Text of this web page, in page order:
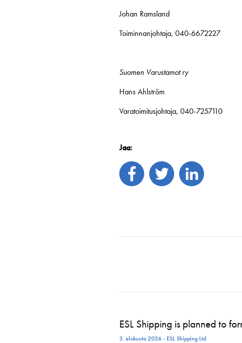
Johan Ramsland
Toiminnanjohtaja, 040-6672227
Suomen Varustamot ry
Hans Ahlström
Varatoimitusjohtaja, 040-7257110
Jaa:
ESL Shipping is planned to
3. elokuuta 2026 - ESL Shipping Ltd